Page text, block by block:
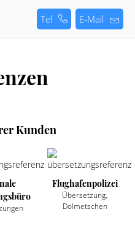
Tel E-Mail
Kunden
Flughafenpolizei
Übersetzung,
Dolmetschen